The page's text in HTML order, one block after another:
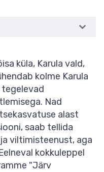
küla, Karula vald,
kolme Karula
tegelevad
Nad
alast
saab tellida
viltimisteenust, aga
kokkuleppel
"Järv